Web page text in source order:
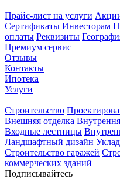
Прайс-лист на услуги
Сертификаты Инвесторам
оплаты Реквизиты
Премиум сервис
Отзывы
Контакты
Ипотека
Услуги
Строительство
Внешняя отделка
Входные лестницы
Ландшафтный дизайн
Строительство гаражей
коммерческих зданий
Подписывайтесь